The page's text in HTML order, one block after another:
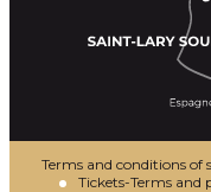
Terms and conditions of
Tickets-Terms and